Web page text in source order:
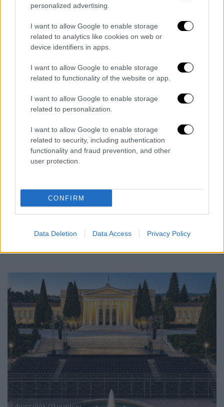
personalized advertising.
I want to allow Google to enable storage
related to analytics like cookies on web or
device identifiers in apps.
I want to allow Google to enable storage
related to functionality of the website or app.
I want to allow Google to enable storage
related to personalization.
I want to allow Google to enable storage
related to security, including authentication
functionality and fraud prevention, and other
user protection.
CONFIRM
Data Deletion Data Access Privacy Policy
να αποστείλουν το υλικό τουςεδώ